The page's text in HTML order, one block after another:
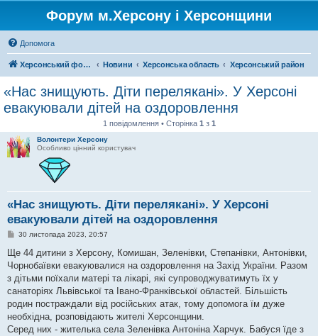
Форум м.Херсону і Херсонщини
Допомога
Херсонський форум Новини Херсонська область Херсонський район
«Нас знищують. Діти перелякані». У Херсоні
евакуювали дітей на оздоровлення
1 повідомлення • Сторінка 1 з 1
Волонтери Херсону
Особливо цінний користувач
«Нас знищують. Діти перелякані». У Херсоні
евакуювали дітей на оздоровлення
П
в
і
д
о
м
л
е
н
н
я
30 листопада 2023, 20:57
Ще 44 дитини з Херсону, Комишан, Зеленівки, Степанівки, Антонівки,
Чорнобаївки евакуювалися на оздоровлення на Захід України. Разом
з дітьми поїхали матері та лікарі, які супроводжуватимуть їх у
санаторіях Львівської та Івано-Франківської областей. Більшість
родин постраждали від російських атак, тому допомога їм дуже
необхідна, розповідають жителі Херсонщини.
Серед них - жителька села Зеленівка Антоніна Харчук. Бабуся їде з